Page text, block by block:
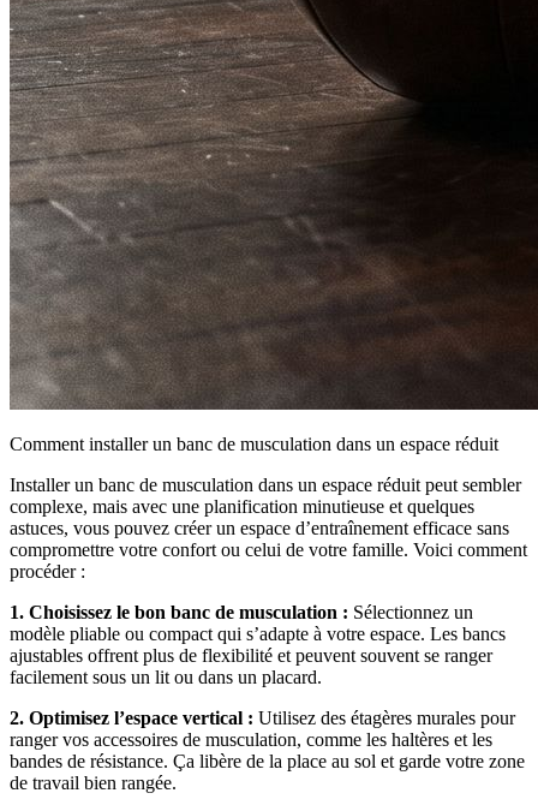
Comment installer un banc de musculation dans un espace réduit
Installer un banc de musculation dans un espace réduit peut sembler
complexe, mais avec une planification minutieuse et quelques
astuces, vous pouvez créer un espace d’entraînement efficace sans
compromettre votre confort ou celui de votre famille. Voici comment
procéder :
1. Choisissez le bon banc de musculation : Sélectionnez un
modèle pliable ou compact qui s’adapte à votre espace. Les bancs
ajustables offrent plus de flexibilité et peuvent souvent se ranger
facilement sous un lit ou dans un placard.
2. Optimisez l’espace vertical : Utilisez des étagères murales pour
ranger vos accessoires de musculation, comme les haltères et les
bandes de résistance. Ça libère de la place au sol et garde votre zone
de travail bien rangée.